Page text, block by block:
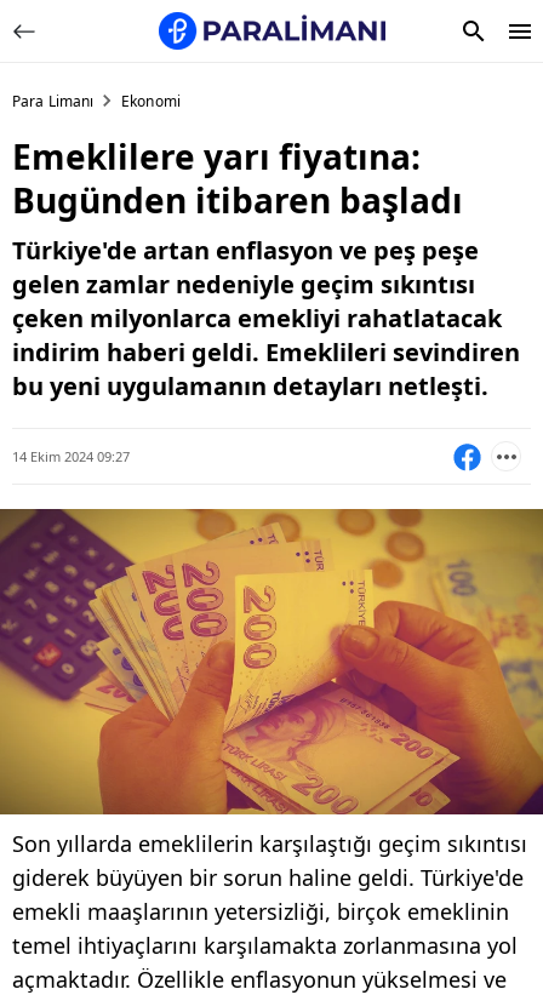
Para Limanı Ekonomi
Emeklilere yarı fiyatına:
Bugünden itibaren başladı
Türkiye'de artan enflasyon ve peş peşe
gelen zamlar nedeniyle geçim sıkıntısı
çeken milyonlarca emekliyi rahatlatacak
indirim haberi geldi. Emeklileri sevindiren
bu yeni uygulamanın detayları netleşti.
14 Ekim 2024 09:27
Son yıllarda emeklilerin karşılaştığı geçim sıkıntısı
giderek büyüyen bir sorun haline geldi. Türkiye'de
emekli maaşlarının yetersizliği, birçok emeklinin
temel ihtiyaçlarını karşılamakta zorlanmasına yol
açmaktadır. Özellikle enflasyonun yükselmesi ve